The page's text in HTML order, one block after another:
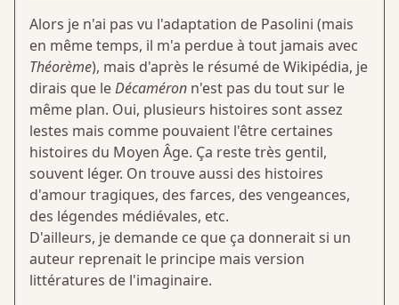
Alors je n'ai pas vu l'adaptation de Pasolini (mais
en même temps, il m'a perdue à tout jamais avec
Théorème), mais d'après le résumé de Wikipédia, je
dirais que leDécaméron n'est pas du tout sur le
même plan. Oui, plusieurs histoires sont assez
lestes mais comme pouvaient l'être certaines
histoires du Moyen Âge. Ça reste très gentil,
souvent léger. On trouve aussi des histoires
d'amour tragiques, des farces, des vengeances,
des légendes médiévales, etc.
D'ailleurs, je demande ce que ça donnerait si un
auteur reprenait le principe mais version
littératures de l'imaginaire.